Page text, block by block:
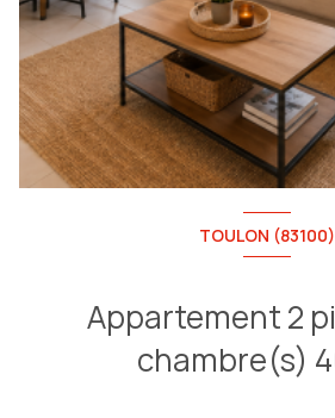
TOULON (83100)
Appartement 2 pièce(s) 1